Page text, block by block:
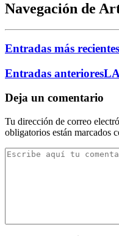
Navegación de
Entradas más recientes
Entradas anteriores
Deja un comentario
Tu dirección de correo
obligatorios están marcados